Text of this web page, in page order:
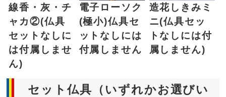
線香・灰・チ
ャカ②(仏具
セットなしに
は付属しませ
ん)
電子ローソク
(極小)仏具セ
ットなしには
付属しません
造花しきみミ
ニ(仏具セッ
トなしには付
属しません)
セット仏具（いずれかお選びい